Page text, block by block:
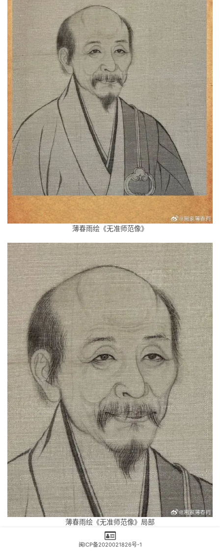
薄春雨绘《无准师范像》
薄春雨绘《无准师范像》局部
历朝历代善写高僧像者名家辈出，南北朝张僧繇画宝志禅师
闽ICP备2020021826号-1